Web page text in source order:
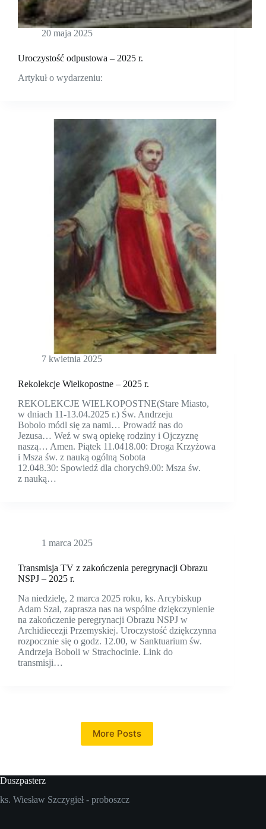
20 maja 2025
Uroczystość odpustowa – 2025 r.
Artykuł o wydarzeniu:
7 kwietnia 2025
Rekolekcje Wielkopostne – 2025 r.
REKOLEKCJE WIELKOPOSTNE(Stare Miasto,
w dniach 11-13.04.2025 r.) Św. Andrzeju
Bobolo módl się za nami… Prowadź nas do
Jezusa… Weź w swą opiekę rodziny i Ojczyznę
naszą… Amen. Piątek 11.0418.00: Droga Krzyżowa
i Msza św. z nauką ogólną Sobota
12.048.30: Spowiedź dla chorych9.00: Msza św.
z nauką…
1 marca 2025
Transmisja TV z zakończenia peregrynacji Obrazu
NSPJ – 2025 r.
Na niedzielę, 2 marca 2025 roku, ks. Arcybiskup
Adam Szal, zaprasza nas na wspólne dziękczynienie
na zakończenie peregrynacji Obrazu NSPJ w
Archidiecezji Przemyskiej. Uroczystość dziękczynna
rozpocznie się o godz. 12.00, w Sanktuarium św.
Andrzeja Boboli w Strachocinie. Link do
transmisji…
More Posts
Duszpasterz
ks. Wiesław Szczygieł - proboszcz